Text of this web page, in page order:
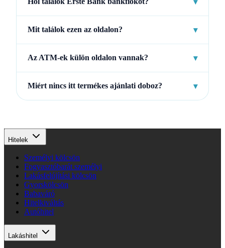
Mit találok ezen az oldalon? ▾
Az ATM-ek külön oldalon vannak? ▾
Miért nincs itt termékes ajánlati doboz? ▾
Hitelek
Személyi kölcsön
Fogyasztóbarát személyi
Lakásfelújítási kölcsön
Gyorskölcsön
Babaváró
Hitelkiváltás
Autóhitel
Lakáshitel